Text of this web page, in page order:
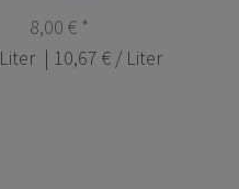
8,00 € *
Liter | 10,67 € / Liter